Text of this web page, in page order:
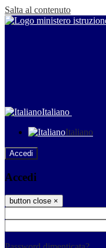
Salta al contenuto
Italiano
Italiano
Accedi
Accedi
button close ×